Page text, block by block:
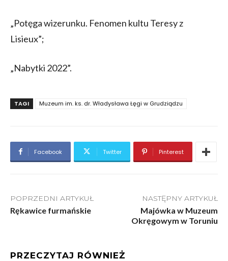
„Potęga wizerunku. Fenomen kultu Teresy z
Lisieux”;
„Nabytki 2022”.
TAGI Muzeum im. ks. dr. Władysława Łęgi w Grudziądzu
Facebook Twitter Pinterest
POPRZEDNI ARTYKUŁ
Rękawice furmańskie
NASTĘPNY ARTYKUŁ
Majówka w Muzeum
Okręgowym w Toruniu
PRZECZYTAJ RÓWNIEŻ